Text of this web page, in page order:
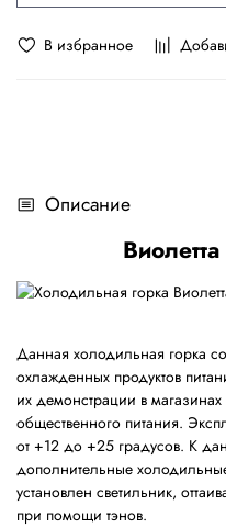
В избранное
Описание
Данная холодильная горка
охлажденных продуктов
их демонстрации в
общественного питания.
от +12 до +25 градусов. К
дополнительные
установлен светильник,
при помощи тэнов.